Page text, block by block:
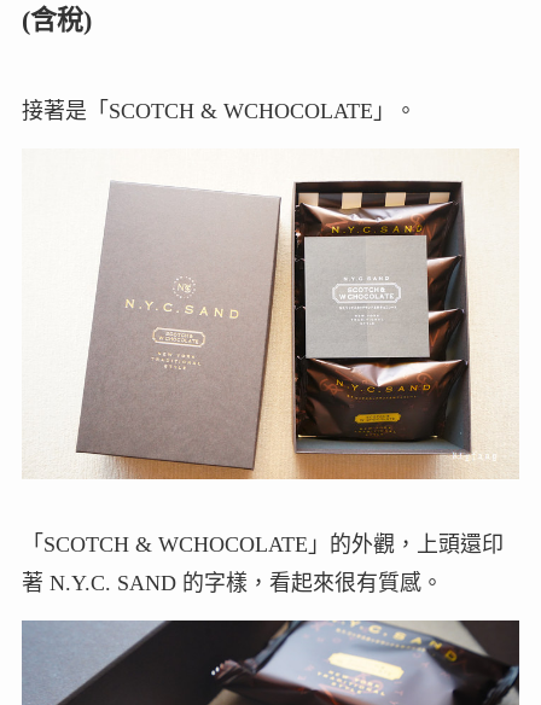
(含稅)
接著是「SCOTCH & WCHOCOLATE」。
「SCOTCH & WCHOCOLATE」的外觀，上頭還印
著 N.Y.C. SAND 的字樣，看起來很有質感。